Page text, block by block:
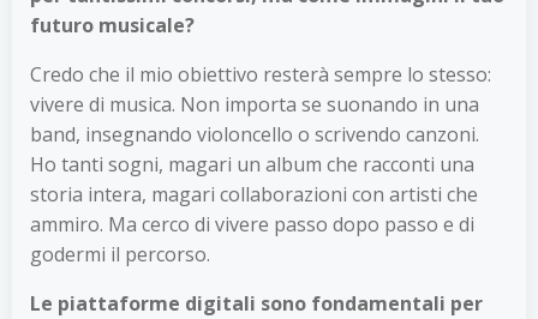
futuro musicale?
Credo che il mio obiettivo resterà sempre lo stesso:
vivere di musica. Non importa se suonando in una
band, insegnando violoncello o scrivendo canzoni.
Ho tanti sogni, magari un album che racconti una
storia intera, magari collaborazioni con artisti che
ammiro. Ma cerco di vivere passo dopo passo e di
godermi il percorso.
Le piattaforme digitali sono fondamentali per